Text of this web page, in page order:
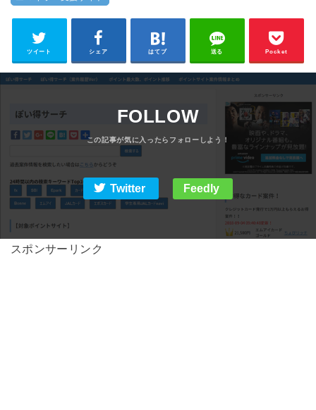
ツイート シェア はてブ 送る Pocket
FOLLOW
Twitter Feedly
スポンサーリンク